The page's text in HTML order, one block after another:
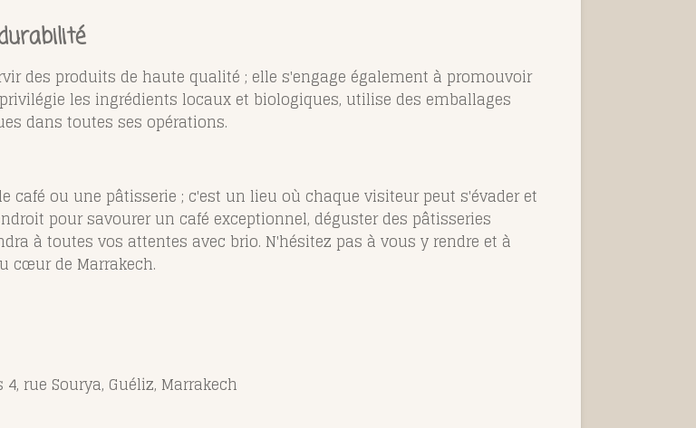
des produits de haute qualité ; elle s'engage également à promouvoir
les ingrédients locaux et biologiques, utilise des emballages
dans toutes ses opérations.
café ou une pâtisserie ; c'est un lieu où chaque visiteur peut s'évader et
pour savourer un café exceptionnel, déguster des pâtisseries
à toutes vos attentes avec brio. N'hésitez pas à vous y rendre et à
cœur de Marrakech.
rue Sourya, Guéliz, Marrakech